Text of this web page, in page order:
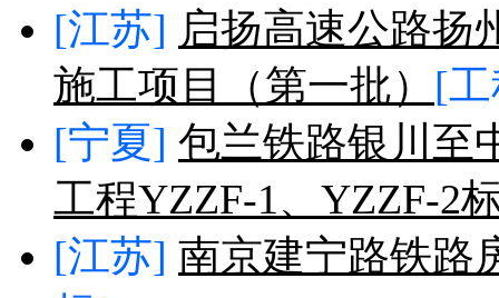
[江苏] 启扬高速公路扬
施工项目（第一批） [
[宁夏] 包兰铁路银川至
工程YZZF-1、YZZF-2
[江苏] 南京建宁路铁路